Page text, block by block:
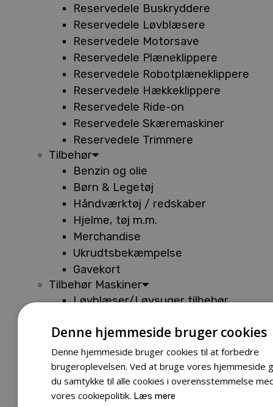
Reservedele Buskryddere
Reservedele Løvblæsere
Reservedele Motorsave
Reservedele Plæneklippere
Reservedele Robotplæneklippere
Reservedele Hækkeklippere
Reservedele Ride-on
Reservedele Skæremaskiner
Reservedele Trimmere
Tilbehør
Benzin og olie
Børn & Legetøj
Håndværktøj / redskaber
Hjelme, tøj m.m.
Merchandise
Ukrudtsbekæmpelse
Gavekort
Tilbehør Maskiner
Løvblæser/Løvsuger tilbehør
Tilbehør Buskryddere og Trimmere
Tilbehør Entreprenørudstyr
Tilbehør Havetraktor
Tilbehør Hækkeklippere
Tilbehør Motorsav
Denne hjemmeside bruger cookies
Denne hjemmeside bruger cookies til at forbedre
brugeroplevelsen. Ved at bruge vores hjemmeside
du samtykke til alle cookies i overensstemmelse
vores cookiepolitik. Læs mere